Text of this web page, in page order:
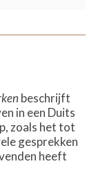
beschrijft
in een Duits
zoals het tot
gesprekken
heeft